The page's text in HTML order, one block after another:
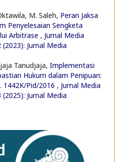
M. Saleh, Peran Jaksa
Penyelesaian Sengketa
Arbitrase , Jurnal Media
Jurnal Media
Tanudjaja, Implementasi
Hukum dalam Penipuan:
1442K/Pid/2016 , Jurnal Media
Jurnal Media